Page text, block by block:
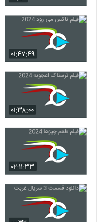
۰۱:۴۷:۴۹
۰۱:۳۸:۰۰
۰۲:۱۱:۳۳